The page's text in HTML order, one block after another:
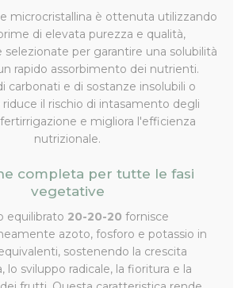
microcristallina è ottenuta utilizzando
di elevata purezza e qualità,
per garantire una solubilità
rapido assorbimento dei nutrienti.
carbonati e di sostanze insolubili o
il rischio di intasamento degli
e migliora l'efficienza
nutrizionale.
completa per tutte le fasi
vegetative
equilibrato 20-20-20 fornisce
azoto, fosforo e potassio in
sostenendo la crescita
lo sviluppo radicale, la fioritura e la